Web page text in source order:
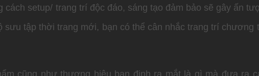
cách setup/ trang trí độc đáo, sáng tạo đảm bảo sẽ gây ấn
tập thời trang mới, bạn có thể cân nhắc trang trí
cũng như thương hiệu bạn định ra mắt là gì mà đưa ra